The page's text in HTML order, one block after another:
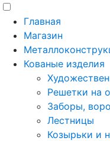
Главная
Магазин
Кованые изделия
Решетки на
Заборы,
Лестницы
Козырьки и